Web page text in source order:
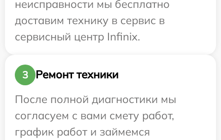
неисправности мы бесплатно
доставим технику в сервис в
сервисный центр Infinix.
3
Ремонт техники
После полной диагностики мы
согласуем с вами смету работ,
график работ и займемся